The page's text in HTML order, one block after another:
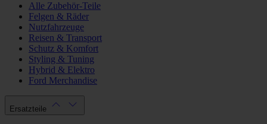
Alle Zubehör-Teile
Felgen & Räder
Nutzfahrzeuge
Reisen & Transport
Schutz & Komfort
Styling & Tuning
Hybrid & Elektro
Ford Merchandise
Ersatzteile